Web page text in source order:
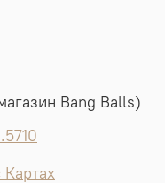
Bang Balls)